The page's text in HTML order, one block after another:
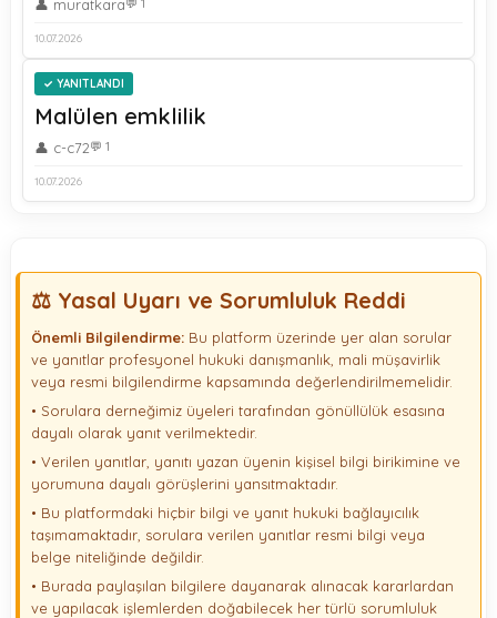
👤 muratkara💬 1
10.07.2026
YANITLANDI
Malülen emklilik
👤 c-c72💬 1
10.07.2026
⚖️ Yasal Uyarı ve Sorumluluk Reddi
Önemli Bilgilendirme: Bu platform üzerinde yer alan sorular
ve yanıtlar profesyonel hukuki danışmanlık, mali müşavirlik
veya resmi bilgilendirme kapsamında değerlendirilmemelidir.
• Sorulara derneğimiz üyeleri tarafından gönüllülük esasına
dayalı olarak yanıt verilmektedir.
• Verilen yanıtlar, yanıtı yazan üyenin kişisel bilgi birikimine ve
yorumuna dayalı görüşlerini yansıtmaktadır.
• Bu platformdaki hiçbir bilgi ve yanıt hukuki bağlayıcılık
taşımamaktadır, sorulara verilen yanıtlar resmi bilgi veya
belge niteliğinde değildir.
• Burada paylaşılan bilgilere dayanarak alınacak kararlardan
ve yapılacak işlemlerden doğabilecek her türlü sorumluluk